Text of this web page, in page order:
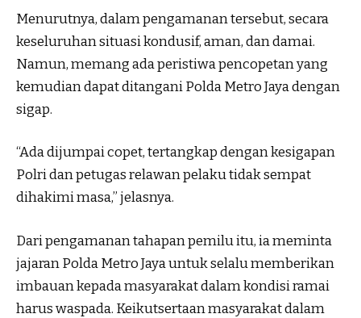
Menurutnya, dalam pengamanan tersebut, secara
keseluruhan situasi kondusif, aman, dan damai.
Namun, memang ada peristiwa pencopetan yang
kemudian dapat ditangani Polda Metro Jaya dengan
sigap.
“Ada dijumpai copet, tertangkap dengan kesigapan
Polri dan petugas relawan pelaku tidak sempat
dihakimi masa,” jelasnya.
Dari pengamanan tahapan pemilu itu, ia meminta
jajaran Polda Metro Jaya untuk selalu memberikan
imbauan kepada masyarakat dalam kondisi ramai
harus waspada. Keikutsertaan masyarakat dalam